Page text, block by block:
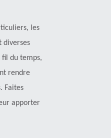
les
diverses
du temps,
rendre
Faites
apporter